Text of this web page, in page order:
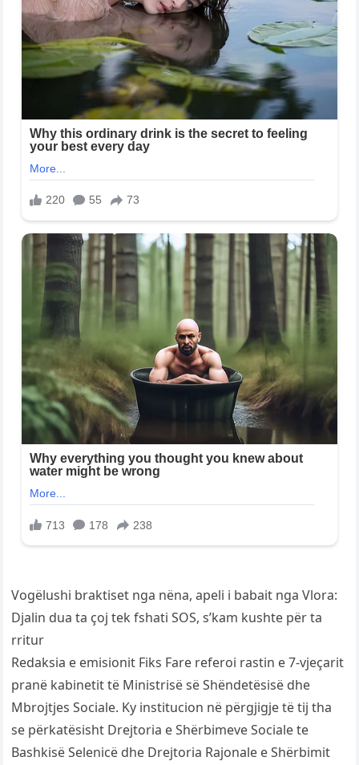
Vogëlushi braktiset nga nëna, apeli i babait nga Vlora:
Djalin dua ta çoj tek fshati SOS, s’kam kushte për ta
rritur
Redaksia e emisionit Fiks Fare referoi rastin e 7-vjeçarit
pranë kabinetit të Ministrisë së Shëndetësisë dhe
Mbrojtjes Sociale. Ky institucion në përgjigje të tij tha
se përkatësisht Drejtoria e Shërbimeve Sociale te
Bashkisë Selenicë dhe Drejtoria Rajonale e Shërbimit